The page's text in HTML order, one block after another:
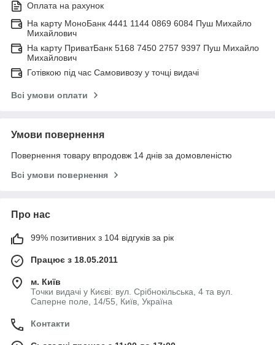
Оплата на рахунок
На карту МоноБанк 4441 1144 0869 6084 Пуш Михайло
Михайлович
На карту ПриватБанк 5168 7450 2757 9397 Пуш Михайло
Михайлович
Готівкою під час Самовивозу у точці видачі
Всі умови оплати
Умови повернення
Повернення товару впродовж 14 днів за домовленістю
Всі умови повернення
Про нас
99% позитивних з 104 відгуків за рік
Працює з 18.05.2011
м. Київ
Точки видачі у Києві: вул. Срібнокільська, 4 та вул.
Саперне поле, 14/55, Київ, Україна
Контакти